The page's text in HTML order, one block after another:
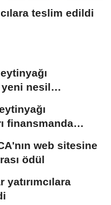
teslim edildi
nesil
finansmanda
web sitesine
ödül